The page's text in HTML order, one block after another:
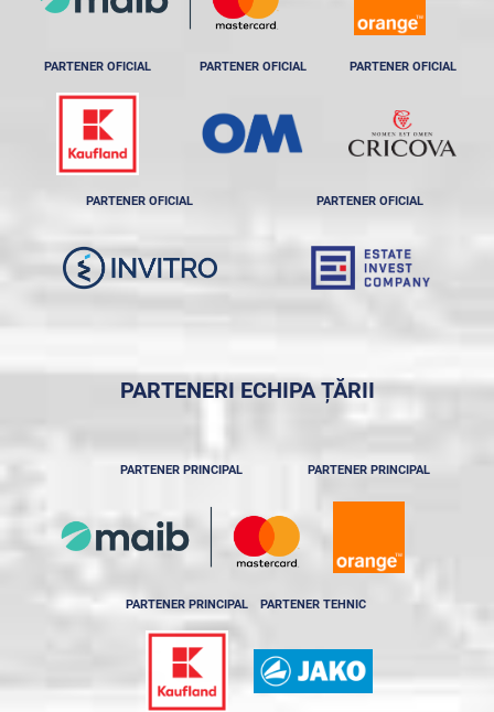
PARTENER OFICIAL PARTENER OFICIAL PARTENER OFICIAL
PARTENER OFICIAL PARTENER OFICIAL
PARTENERI ECHIPA ȚĂRII
PARTENER PRINCIPAL PARTENER PRINCIPAL
PARTENER PRINCIPAL PARTENER TEHNIC